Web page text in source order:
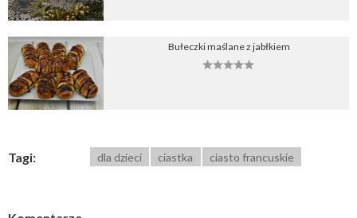
Bułeczki maślane z jabłkiem
Tagi: dla dzieci ciastka ciasto francuskie